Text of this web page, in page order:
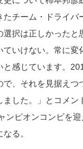
チーム・ドライバ
選択は正しかったと
ていけない。常に変
と感じています。
で、それを見据えつ
ました。」とコメン
ンピオンコンビを
る。